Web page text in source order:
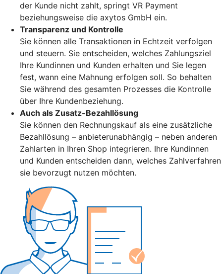
der Kunde nicht zahlt, springt VR Payment
beziehungsweise die axytos GmbH ein.
Transparenz und Kontrolle
Sie können alle Transaktionen in Echtzeit verfolgen
und steuern. Sie entscheiden, welches Zahlungsziel
Ihre Kundinnen und Kunden erhalten und Sie legen
fest, wann eine Mahnung erfolgen soll. So behalten
Sie während des gesamten Prozesses die Kontrolle
über Ihre Kundenbeziehung.
Auch als Zusatz-Bezahllösung
Sie können den Rechnungskauf als eine zusätzliche
Bezahllösung – anbieterunabhängig – neben anderen
Zahlarten in Ihren Shop integrieren. Ihre Kundinnen
und Kunden entscheiden dann, welches Zahlverfahren
sie bevorzugt nutzen möchten.